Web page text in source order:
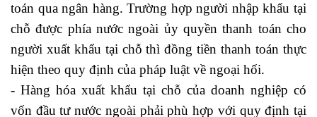
toán qua ngân hàng. Trường hợp người nhập khẩu tại
chỗ được phía nước ngoài ủy quyền thanh toán cho
người xuất khẩu tại chỗ thì đồng tiền thanh toán thực
hiện theo quy định của pháp luật về ngoại hối.
- Hàng hóa xuất khẩu tại chỗ của doanh nghiệp có
vốn đầu tư nước ngoài phải phù hợp với quy định tại